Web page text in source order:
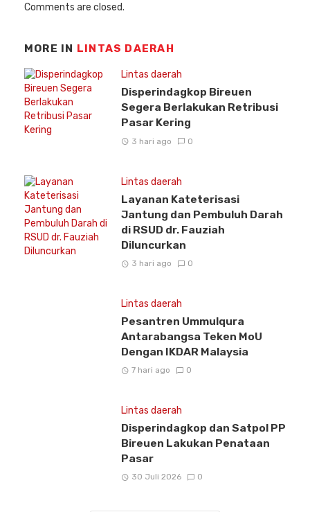
Comments are closed.
MORE IN LINTAS DAERAH
Lintas daerah
Disperindagkop Bireuen
Segera Berlakukan Retribusi
Pasar Kering
3 hari ago 0
Lintas daerah
Layanan Kateterisasi
Jantung dan Pembuluh Darah
di RSUD dr. Fauziah
Diluncurkan
3 hari ago 0
Lintas daerah
Pesantren Ummulqura
Antarabangsa Teken MoU
Dengan IKDAR Malaysia
7 hari ago 0
Lintas daerah
Disperindagkop dan Satpol PP
Bireuen Lakukan Penataan
Pasar
30 Juli 2026 0